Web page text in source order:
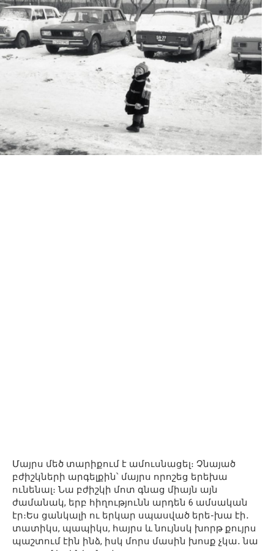
Մայրս մեծ տարիքում է ամուսնացել։ Չնայած
բժիշկների արգելքին՝ մայրս որոշեց երեխա
ունենալ։ Նա բժիշկի մոտ գնաց միայն այն
ժամանակ, երբ հիղությունն արդեն 6 ամսական
էր։Ես ցանկալի ու երկար սպասված երե-խա էի․
տատիկս, պապիկս, հայրս և նույնսկ խորթ քույրս
պաշտում էին ինձ, իսկ մորս մասին խոսք չկա․ նա